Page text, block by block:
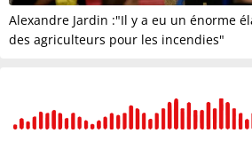
Alexandre Jardin :"Il y a eu un énorme
des agriculteurs pour les incendies"